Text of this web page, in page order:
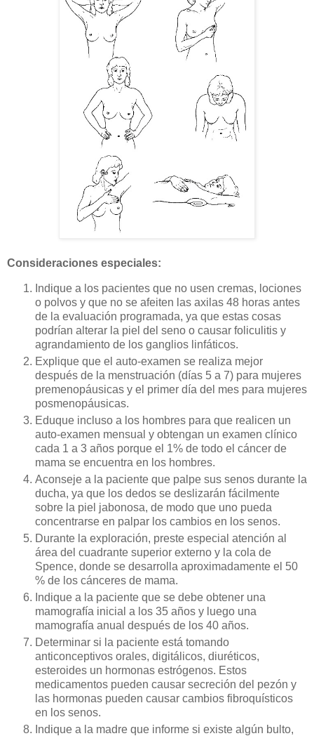
Consideraciones especiales:
Indique a los pacientes que no usen cremas, lociones
o polvos y que no se afeiten las axilas 48 horas antes
de la evaluación programada, ya que estas cosas
podrían alterar la piel del seno o causar foliculitis y
agrandamiento de los ganglios linfáticos.
Explique que el auto-examen se realiza mejor
después de la menstruación (días 5 a 7) para mujeres
premenopáusicas y el primer día del mes para mujeres
posmenopáusicas.
Eduque incluso a los hombres para que realicen un
auto-examen mensual y obtengan un examen clínico
cada 1 a 3 años porque el 1% de todo el cáncer de
mama se encuentra en los hombres.
Aconseje a la paciente que palpe sus senos durante la
ducha, ya que los dedos se deslizarán fácilmente
sobre la piel jabonosa, de modo que uno pueda
concentrarse en palpar los cambios en los senos.
Durante la exploración, preste especial atención al
área del cuadrante superior externo y la cola de
Spence, donde se desarrolla aproximadamente el 50
% de los cánceres de mama.
Indique a la paciente que se debe obtener una
mamografía inicial a los 35 años y luego una
mamografía anual después de los 40 años.
Determinar si la paciente está tomando
anticonceptivos orales, digitálicos, diuréticos,
esteroides un hormonas estrógenos. Estos
medicamentos pueden causar secreción del pezón y
las hormonas pueden causar cambios fibroquísticos
en los senos.
Indique a la madre que informe si existe algún bulto,